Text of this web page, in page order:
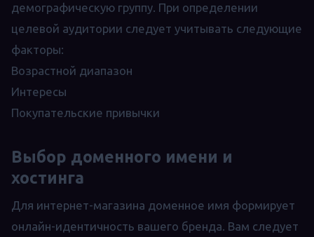
демографическую группу. При определении
целевой аудитории следует учитывать следующие
факторы:
Возрастной диапазон
Интересы
Покупательские привычки
Выбор доменного имени и
хостинга
Для интернет-магазина доменное имя формирует
онлайн-идентичность вашего бренда. Вам следует